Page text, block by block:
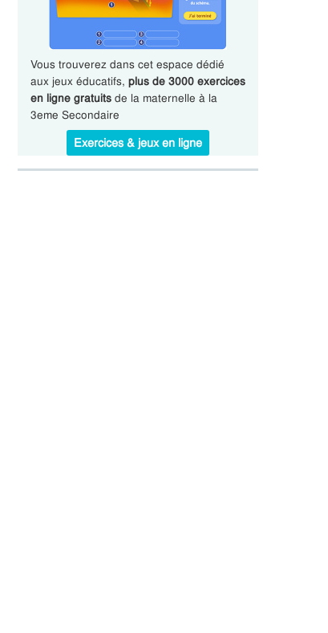
Vous trouverez dans cet espace dédié
aux jeux éducatifs, plus de 3000 exercices
en ligne gratuitsde la maternelle à la
3eme Secondaire
Exercices & jeux en ligne